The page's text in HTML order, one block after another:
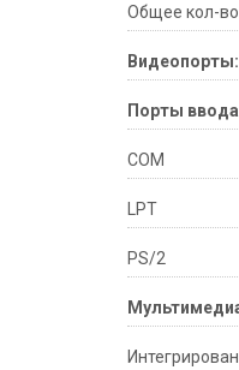
Общее кол-во
Видеопорты:
Порты
COM
LPT
PS/2